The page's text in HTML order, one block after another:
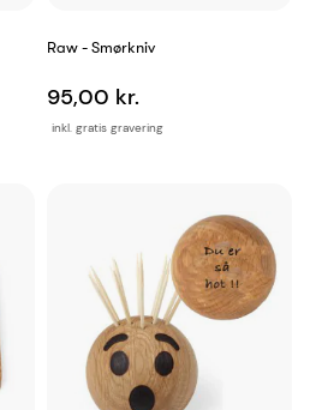
Raw - Smørkniv
inkl. gratis gravering
95,00 kr.